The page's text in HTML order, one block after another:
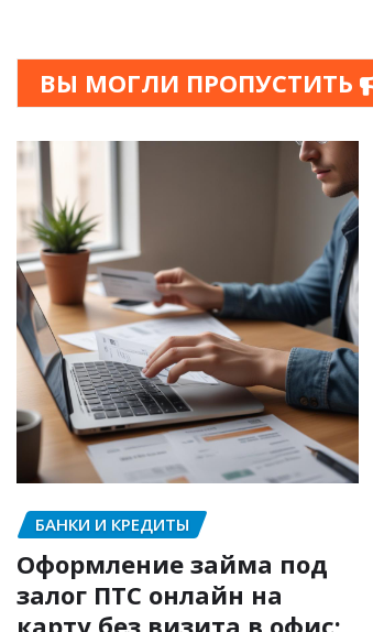
ВЫ МОГЛИ ПРОПУСТИТЬ
БАНКИ И КРЕДИТЫ
Оформление займа под
залог ПТС онлайн на